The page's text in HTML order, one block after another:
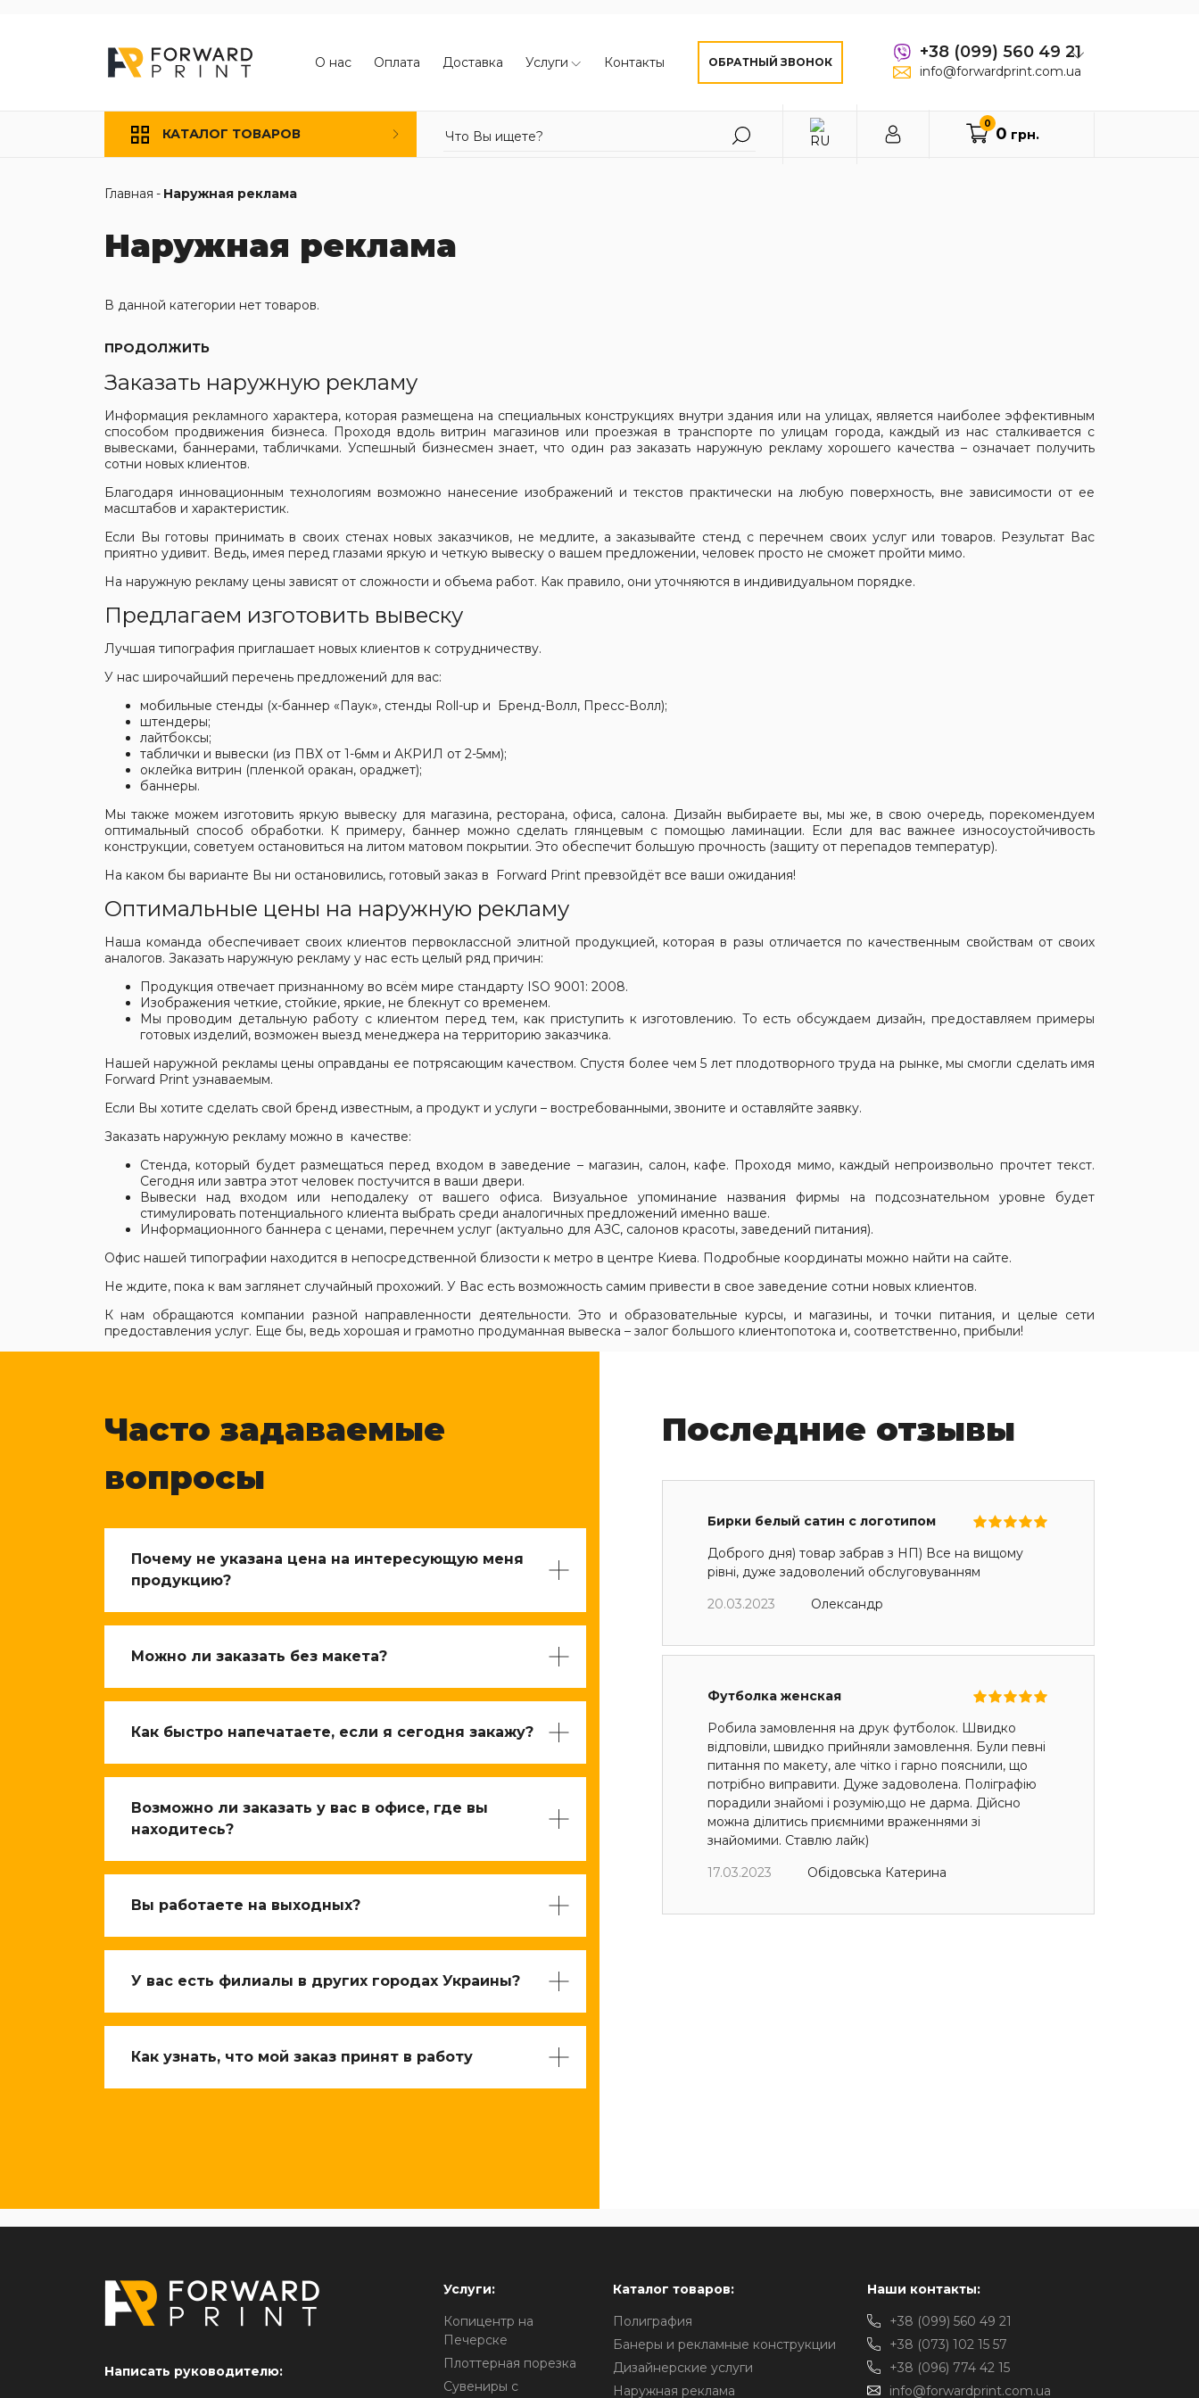
О нас Оплата Доставка Услуги Контакты ОБРАТНЫЙ ЗВОНОК
+38 (099) 560 49 21
info@forwardprint.com.ua
КАТАЛОГ ТОВАРОВ
0
0 грн.
Главная - Наружная реклама
Наружная реклама
В данной категории нет товаров.
ПРОДОЛЖИТЬ
Заказать наружную рекламу
Информация рекламного характера, которая размещена на специальных конструкциях внутри здания или на улицах, является наиболее эффективным
способом продвижения бизнеса. Проходя вдоль витрин магазинов или проезжая в транспорте по улицам города, каждый из нас сталкивается с
вывесками, баннерами, табличками. Успешный бизнесмен знает, что один раз заказать наружную рекламу хорошего качества – означает получить
сотни новых клиентов.
Благодаря инновационным технологиям возможно нанесение изображений и текстов практически на любую поверхность, вне зависимости от ее
масштабов и характеристик.
Если Вы готовы принимать в своих стенах новых заказчиков, не медлите, а заказывайте стенд с перечнем своих услуг или товаров. Результат Вас
приятно удивит. Ведь, имея перед глазами яркую и четкую вывеску о вашем предложении, человек просто не сможет пройти мимо.
На наружную рекламу цены зависят от сложности и объема работ. Как правило, они уточняются в индивидуальном порядке.
Предлагаем изготовить вывеску
Лучшая типография приглашает новых клиентов к сотрудничеству.
У нас широчайший перечень предложений для вас:
мобильные стенды (х-баннер «Паук», стенды Roll-up и Бренд-Волл, Пресс-Волл);
штендеры;
лайтбоксы;
таблички и вывески (из ПВХ от 1-6мм и АКРИЛ от 2-5мм);
оклейка витрин (пленкой оракан, ораджет);
баннеры.
Мы также можем изготовить яркую вывеску для магазина, ресторана, офиса, салона. Дизайн выбираете вы, мы же, в свою очередь, порекомендуем
оптимальный способ обработки. К примеру, баннер можно сделать глянцевым с помощью ламинации. Если для вас важнее износоустойчивость
конструкции, советуем остановиться на литом матовом покрытии. Это обеспечит большую прочность (защиту от перепадов температур).
На каком бы варианте Вы ни остановились, готовый заказ в Forward Print превзойдёт все ваши ожидания!
Оптимальные цены на наружную рекламу
Наша команда обеспечивает своих клиентов первоклассной элитной продукцией, которая в разы отличается по качественным свойствам от своих
аналогов. Заказать наружную рекламу у нас есть целый ряд причин:
Продукция отвечает признанному во всём мире стандарту ISO 9001: 2008.
Изображения четкие, стойкие, яркие, не блекнут со временем.
Мы проводим детальную работу с клиентом перед тем, как приступить к изготовлению. То есть обсуждаем дизайн, предоставляем примеры
готовых изделий, возможен выезд менеджера на территорию заказчика.
Нашей наружной рекламы цены оправданы ее потрясающим качеством. Спустя более чем 5 лет плодотворного труда на рынке, мы смогли сделать имя
Forward Print узнаваемым.
Если Вы хотите сделать свой бренд известным, а продукт и услуги – востребованными, звоните и оставляйте заявку.
Заказать наружную рекламу можно в качестве:
Стенда, который будет размещаться перед входом в заведение – магазин, салон, кафе. Проходя мимо, каждый непроизвольно прочтет текст.
Сегодня или завтра этот человек постучится в ваши двери.
Вывески над входом или неподалеку от вашего офиса. Визуальное упоминание названия фирмы на подсознательном уровне будет
стимулировать потенциального клиента выбрать среди аналогичных предложений именно ваше.
Информационного баннера с ценами, перечнем услуг (актуально для АЗС, салонов красоты, заведений питания).
Офис нашей типографии находится в непосредственной близости к метро в центре Киева. Подробные координаты можно найти на сайте.
Не ждите, пока к вам заглянет случайный прохожий. У Вас есть возможность самим привести в свое заведение сотни новых клиентов.
К нам обращаются компании разной направленности деятельности. Это и образовательные курсы, и магазины, и точки питания, и целые сети
предоставления услуг. Еще бы, ведь хорошая и грамотно продуманная вывеска – залог большого клиентопотока и, соответственно, прибыли!
Часто задаваемые
вопросы
Почему не указана цена на интересующую меня
продукцию?
Можно ли заказать без макета?
Как быстро напечатаете, если я сегодня закажу?
Возможно ли заказать у вас в офисе, где вы
находитесь?
Вы работаете на выходных?
У вас есть филиалы в других городах Украины?
Как узнать, что мой заказ принят в работу
Последние отзывы
Бирки белый сатин с логотипом
Доброго дня) товар забрав з НП) Все на вищому
рівні, дуже задоволений обслуговуванням
20.03.2023
Олександр
Футболка женская
Робила замовлення на друк футболок. Швидко
відповіли, швидко прийняли замовлення. Були певні
питання по макету, але чітко і гарно пояснили, що
потрібно виправити. Дуже задоволена. Поліграфію
порадили знайомі і розумію,що не дарма. Дійсно
можна ділитись приємними враженнями зі
знайомими. Ставлю лайк)
17.03.2023
Обідовська Катерина
Написать руководителю:
Услуги:
Копицентр на
Печерске
Плоттерная порезка
Сувениры с
Каталог товаров:
Полиграфия
Банеры и рекламные конструкции
Дизайнерские услуги
Наружная реклама
Наши контакты:
+38 (099) 560 49 21
+38 (073) 102 15 57
+38 (096) 774 42 15
info@forwardprint.com.ua